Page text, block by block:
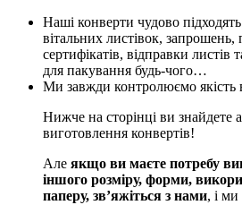
Наші конверти чудово
вітальних листівок,
сертифікатів, відправки листів
для пакування будь-чого…
Ми завжди контролюємо якість
Нижче на сторінці ви знайдете
виготовлення конвертів!
Але якщо ви маєте потребу
іншого розміру, форми,
паперу, зв’яжіться з нами, і